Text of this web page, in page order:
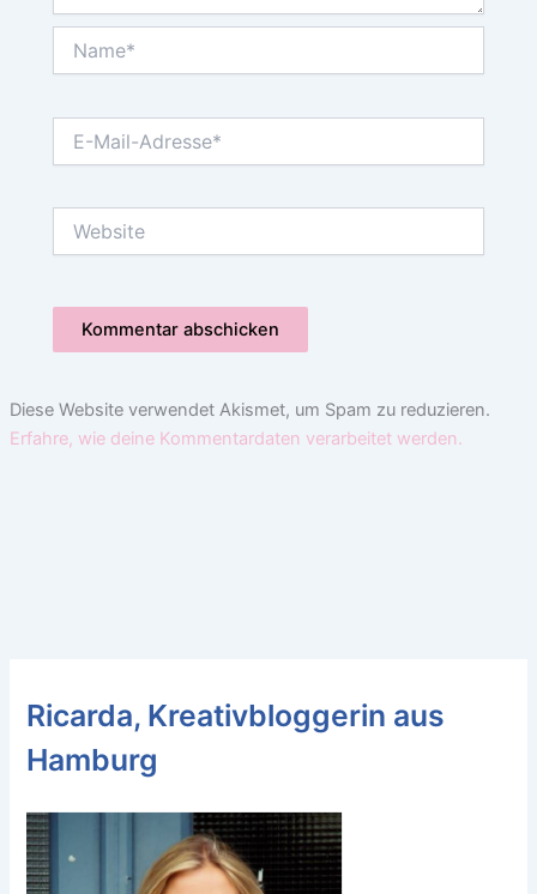
Mail-
Diese Website verwendet Akismet, um Spam zu reduzieren.
Erfahre, wie deine Kommentardaten verarbeitet werden.
Ricarda, Kreativbloggerin aus
Hamburg